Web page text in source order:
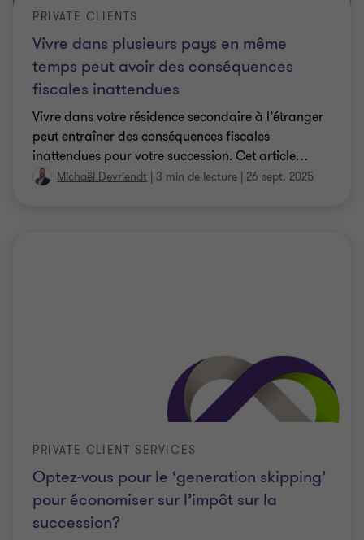
Vivre dans plusieurs pays en même
temps peut avoir des conséquences
fiscales inattendues
PRIVATE CLIENTS
Vivre dans votre résidence secondaire à l’étranger
peut entraîner des conséquences fiscales
inattendues pour votre succession. Cet article…
Michaël Devriendt | 3 min de lecture | 26 sept. 2025
Optez-vous pour le ‘generation skipping’
pour économiser sur l’impôt sur la
succession?
PRIVATE CLIENT SERVICES